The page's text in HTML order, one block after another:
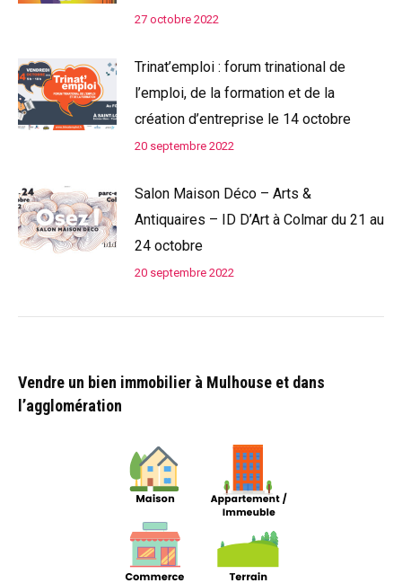
27 octobre 2022
Trinat’emploi : forum trinational de
l’emploi, de la formation et de la
création d’entreprise le 14 octobre
20 septembre 2022
Salon Maison Déco – Arts &
Antiquaires – ID D’Art à Colmar du 21 au
24 octobre
20 septembre 2022
Vendre un bien immobilier à Mulhouse et dans
l’agglomération